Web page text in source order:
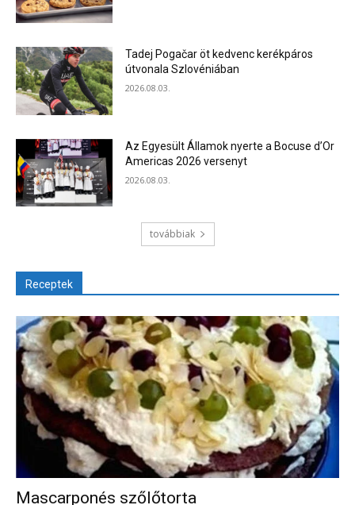
Tadej Pogačar öt kedvenc kerékpáros
útvonala Szlovéniában
2026.08.03.
Az Egyesült Államok nyerte a Bocuse d’Or
Americas 2026 versenyt
2026.08.03.
továbbiak
Receptek
Mascarponés szőlőtorta